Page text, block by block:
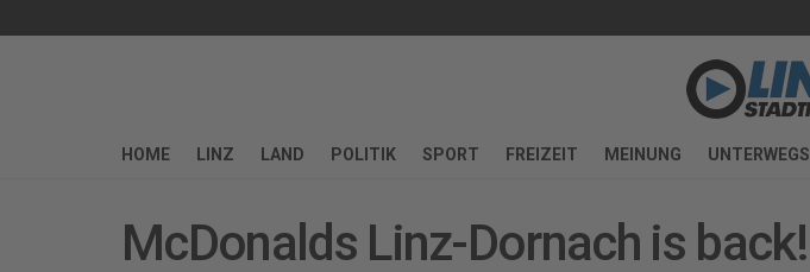
HOME LINZ LAND POLITIK SPORT FREIZEIT MEINUNG UNTERWEGS
McDonalds Linz-Dornach is back!